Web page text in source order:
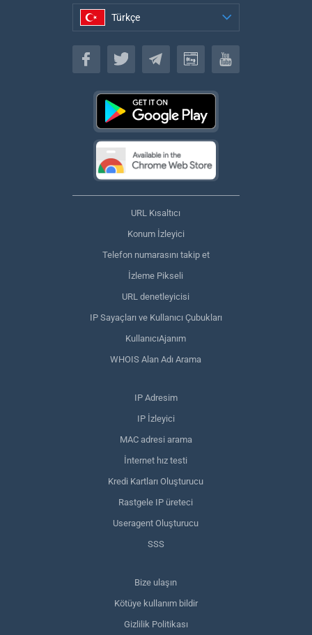
Türkçe
Türkçe
URL Kısaltıcı
Konum İzleyici
Telefon numarasını takip et
İzleme Pikseli
URL denetleyicisi
IP Sayaçları ve Kullanıcı Çubukları
KullanıcıAjanım
WHOIS Alan Adı Arama
IP Adresim
IP İzleyici
MAC adresi arama
İnternet hız testi
Kredi Kartları Oluşturucu
Rastgele IP üreteci
Useragent Oluşturucu
SSS
Bize ulaşın
Kötüye kullanım bildir
Gizlilik Politikası